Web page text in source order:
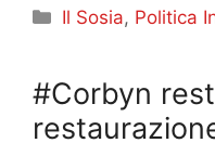
Categorie
Il Sosia, Politica
#Corbyn